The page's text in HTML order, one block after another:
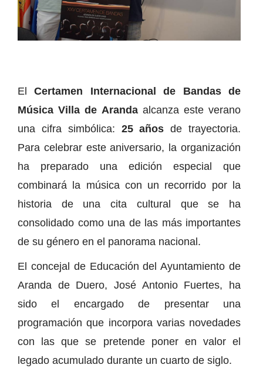
ElCertamen Internacional de Bandas de
Música Villa de Arandaalcanza este verano
una cifra simbólica: 25 años de trayectoria.
Para celebrar este aniversario, la organización
ha preparado una edición especial que
combinará la música con un recorrido por la
historia de una cita cultural que se ha
consolidado como una de las más importantes
de su género en el panorama nacional.
El concejal de Educación del Ayuntamiento de
Aranda de Duero, José Antonio Fuertes, ha
sido el encargado de presentar una
programación que incorpora varias novedades
con las que se pretende poner en valor el
legado acumulado durante un cuarto de siglo.